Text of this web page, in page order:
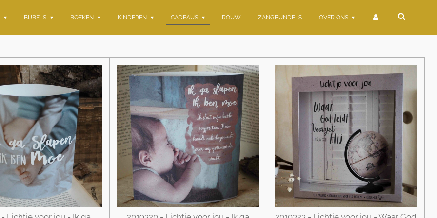
BIJBELS BOEKEN KINDEREN CADEAUS ROUW ZANGBUNDELS OVER ONS